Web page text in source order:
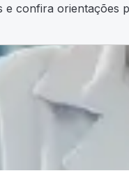
confira orientações